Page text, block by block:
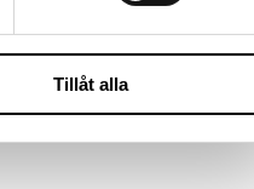
Tillåt alla